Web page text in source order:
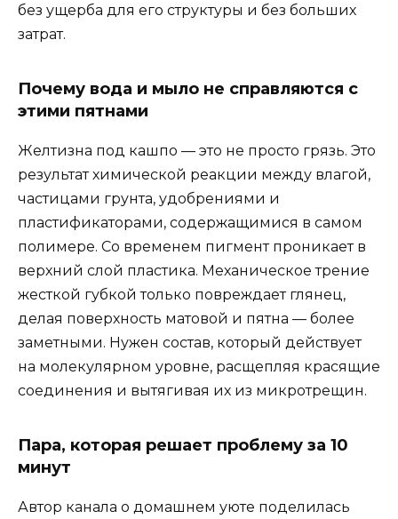
без ущерба для его структуры и без больших
затрат.
Почему вода и мыло не справляются с
этими пятнами
Желтизна под кашпо — это не просто грязь. Это
результат химической реакции между влагой,
частицами грунта, удобрениями и
пластификаторами, содержащимися в самом
полимере. Со временем пигмент проникает в
верхний слой пластика. Механическое трение
жесткой губкой только повреждает глянец,
делая поверхность матовой и пятна — более
заметными. Нужен состав, который действует
на молекулярном уровне, расщепляя красящие
соединения и вытягивая их из микротрещин.
Пара, которая решает проблему за 10
минут
Автор канала о домашнем уюте поделилась